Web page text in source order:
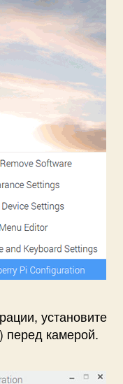
установите
перед камерой.